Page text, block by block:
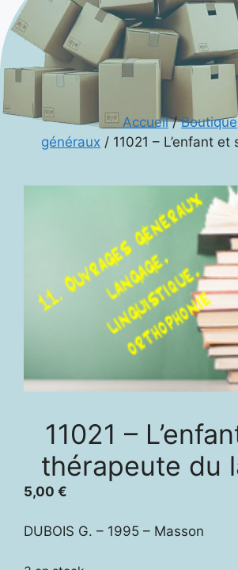
Accueil/Boutique
généraux / 11021 – L’enfant
11021 –
thérapeute du
5,00 €
DUBOIS G. – 1995 – Masson